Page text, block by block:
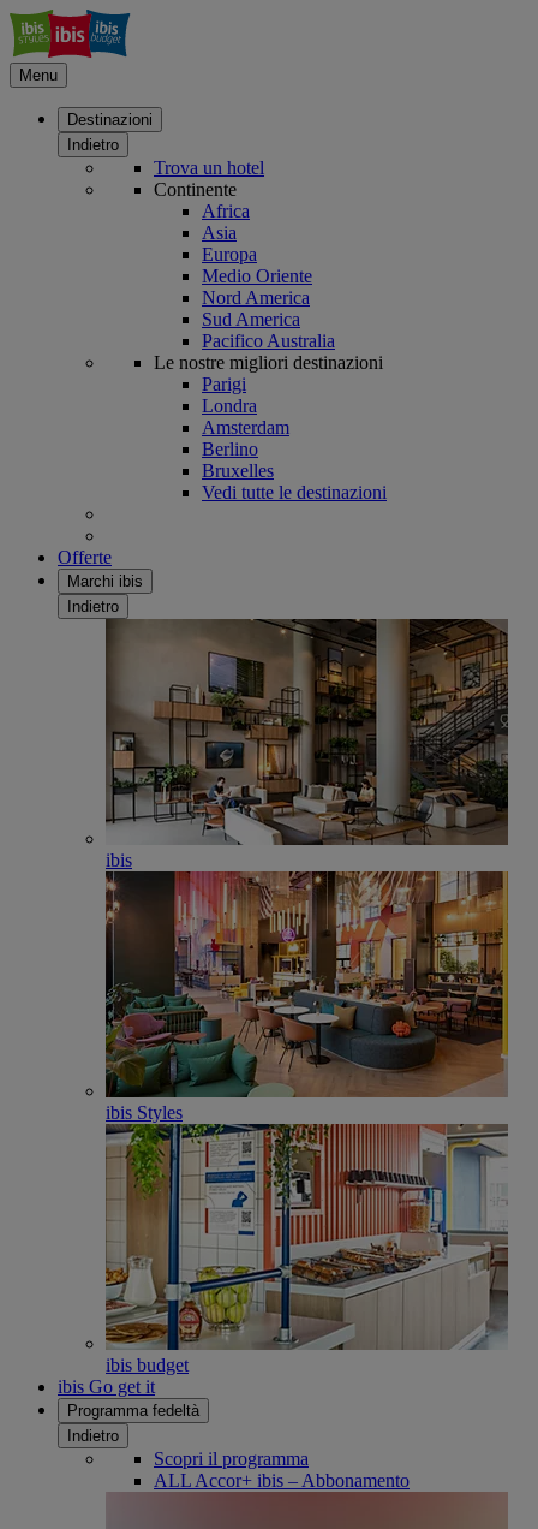
Menu
Destinazioni
Indietro
Trova un hotel
Continente
Africa
Asia
Europa
Medio Oriente
Nord America
Sud America
Pacifico Australia
Le nostre migliori destinazioni
Parigi
Londra
Amsterdam
Berlino
Bruxelles
Vedi tutte le destinazioni
Offerte
Marchi ibis
Indietro
ibis
ibis Styles
ibis budget
ibis Go get it
Programma fedeltà
Indietro
Scopri il programma
ALL Accor+ ibis – Abbonamento